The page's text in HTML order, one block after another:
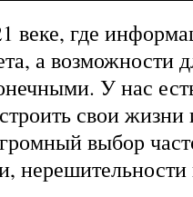
где
а возможности
У нас
свои
выбор